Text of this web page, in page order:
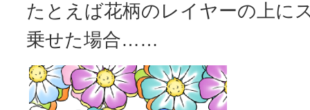
たとえば花柄のレイヤーの上に
乗せた場合……